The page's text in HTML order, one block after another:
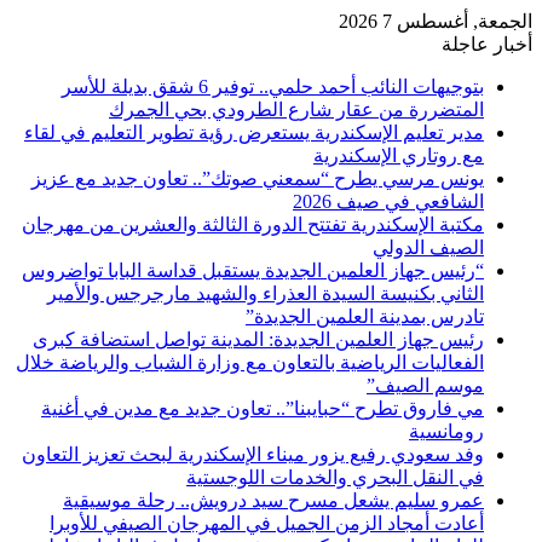
الجمعة, أغسطس 7 2026
أخبار عاجلة
بتوجيهات النائب أحمد حلمي.. توفير 6 شقق بديلة للأسر
المتضررة من عقار شارع الطرودي بحي الجمرك
مدير تعليم الإسكندرية يستعرض رؤية تطوير التعليم في لقاء
مع روتاري الإسكندرية
يونس مرسي يطرح “سمعني صوتك”.. تعاون جديد مع عزيز
الشافعي في صيف 2026
مكتبة الإسكندرية تفتتح الدورة الثالثة والعشرين من مهرجان
الصيف الدولي
“رئيس جهاز العلمين الجديدة يستقبل قداسة البابا تواضروس
الثاني بكنيسة السيدة العذراء والشهيد مارجرجس والأمير
تادرس بمدينة العلمين الجديدة”
رئيس جهاز العلمين الجديدة: المدينة تواصل استضافة كبرى
الفعاليات الرياضية بالتعاون مع وزارة الشباب والرياضة خلال
موسم الصيف”
مي فاروق تطرح “حبايبنا”.. تعاون جديد مع مدين في أغنية
رومانسية
وفد سعودي رفيع يزور ميناء الإسكندرية لبحث تعزيز التعاون
في النقل البحري والخدمات اللوجستية
عمرو سليم يشعل مسرح سيد درويش.. رحلة موسيقية
أعادت أمجاد الزمن الجميل في المهرجان الصيفي للأوبرا